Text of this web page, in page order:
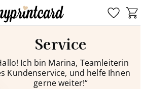
Service
Ich bin Marina, Teamleiterin
Kundenservice, und helfe Ihnen
gerne weiter!“